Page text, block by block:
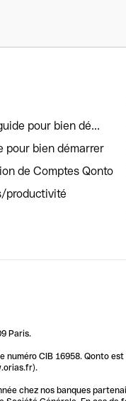
pour bien dé...
pour bien démarrer
de Comptes Qonto
productivité
Paris.
CIB 16958. Qonto
chez nos banques